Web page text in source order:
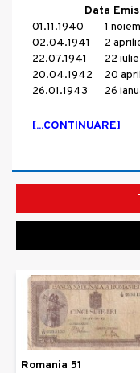
Data
01.11.1940
1
02.04.1941
2
22.07.1941
22 iulie
20.04.1942
20
26.01.1943
26
[...CONTINUARE]
Romania 51